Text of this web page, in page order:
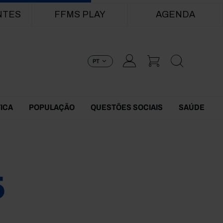
FFMS PLAY AGENDA
PT
POPULAÇÃO QUESTÕES SOCIAIS SAÚDE